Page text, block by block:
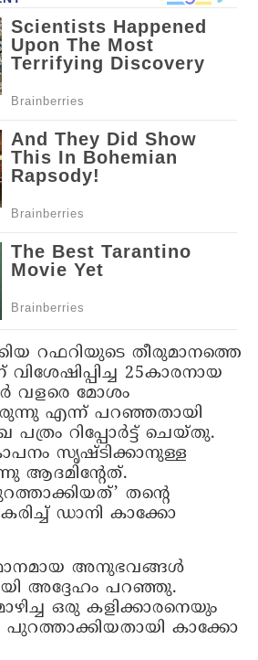
റഫറിയുടെ തീരുമാനത്തെ
വിശേഷിപ്പിച്ച 25കാരനായ
വളരെ മോശം
എന്ന് പറഞ്ഞതായി
പത്രം റിപ്പോര്‍ട്ട് ചെയ്തു.
സൃഷ്ടിക്കാനുള്ള
ആദമിന്റേത്.
തന്റെ
ഡാനി കാക്കോ
അനുഭവങ്ങള്‍
അദ്ദേഹം പറഞ്ഞു.
ഒരു കളിക്കാരനെയും
പുറത്താക്കിയതായി കാക്കോ